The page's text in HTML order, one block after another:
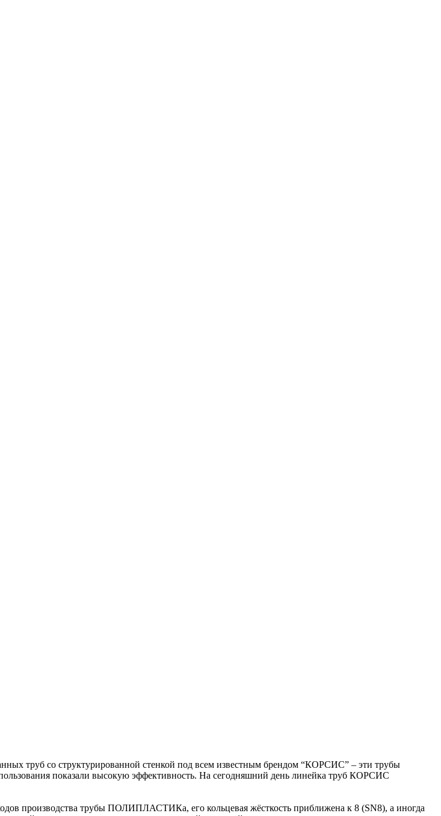
труб со структурированной стенкой под всем известным брендом “КОРСИС” – эти трубы
показали высокую эффективность. На сегодняшний день линейка труб КОРСИС
производства трубы ПОЛИПЛАСТИКа, его кольцевая жёсткость приближена к 8 (SN8), а иногда